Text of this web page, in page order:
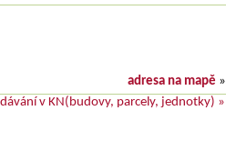
adresa na mapě »
v KN(budovy, parcely, jednotky) »